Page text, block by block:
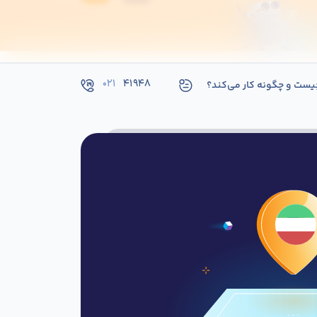
۰۲۱ ۴۱۹۴۸ و چگونه کار می‌کند؟